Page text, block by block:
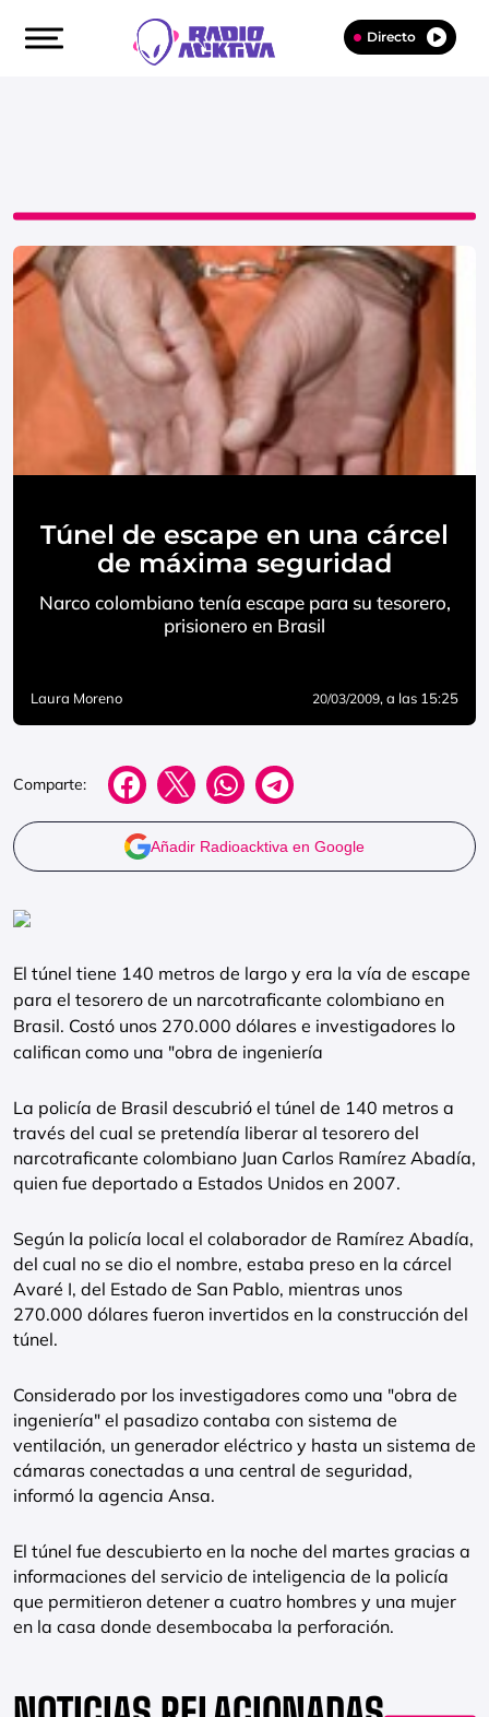
Directo
Túnel de escape en una cárcel
de máxima seguridad
Narco colombiano tenía escape para su tesorero,
prisionero en Brasil
Laura Moreno 20/03/2009, a las 15:25
Comparte:
Añadir Radioacktiva en Google
El túnel tiene 140 metros de largo y era la vía de escape
para el tesorero de un narcotraficante colombiano en
Brasil. Costó unos 270.000 dólares e investigadores lo
califican como una "obra de ingeniería
La policía de Brasil descubrió el túnel de 140 metros a
través del cual se pretendía liberar al tesorero del
narcotraficante colombiano Juan Carlos Ramírez Abadía,
quien fue deportado a Estados Unidos en 2007.
Según la policía local el colaborador de Ramírez Abadía,
del cual no se dio el nombre, estaba preso en la cárcel
Avaré I, del Estado de San Pablo, mientras unos
270.000 dólares fueron invertidos en la construcción del
túnel.
Considerado por los investigadores como una "obra de
ingeniería" el pasadizo contaba con sistema de
ventilación, un generador eléctrico y hasta un sistema de
cámaras conectadas a una central de seguridad,
informó la agencia Ansa.
El túnel fue descubierto en la noche del martes gracias a
informaciones del servicio de inteligencia de la policía
que permitieron detener a cuatro hombres y una mujer
en la casa donde desembocaba la perforación.